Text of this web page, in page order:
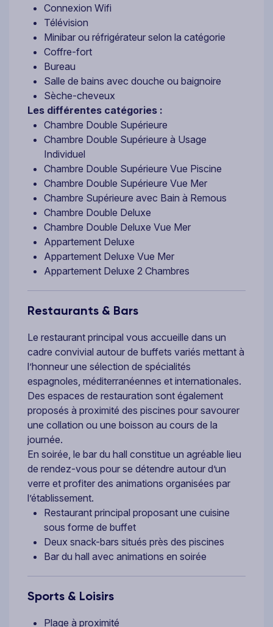
Connexion Wifi
Télévision
Minibar ou réfrigérateur selon la catégorie
Coffre-fort
Bureau
Salle de bains avec douche ou baignoire
Sèche-cheveux
Les différentes catégories :
Chambre Double Supérieure
Chambre Double Supérieure à Usage
Individuel
Chambre Double Supérieure Vue Piscine
Chambre Double Supérieure Vue Mer
Chambre Supérieure avec Bain à Remous
Chambre Double Deluxe
Chambre Double Deluxe Vue Mer
Appartement Deluxe
Appartement Deluxe Vue Mer
Appartement Deluxe 2 Chambres
Restaurants & Bars
Le restaurant principal vous accueille dans un
cadre convivial autour de buffets variés mettant à
l’honneur une sélection de spécialités
espagnoles, méditerranéennes et internationales.
Des espaces de restauration sont également
proposés à proximité des piscines pour savourer
une collation ou une boisson au cours de la
journée.
En soirée, le bar du hall constitue un agréable lieu
de rendez-vous pour se détendre autour d’un
verre et profiter des animations organisées par
l’établissement.
Restaurant principal proposant une cuisine
sous forme de buffet
Deux snack-bars situés près des piscines
Bar du hall avec animations en soirée
Sports & Loisirs
Plage à proximité